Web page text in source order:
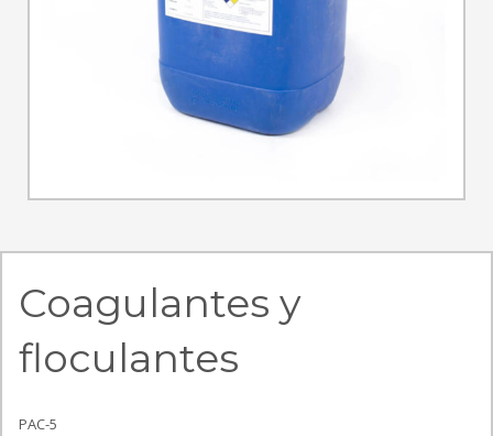
Coagulantes y
floculantes
PAC-5